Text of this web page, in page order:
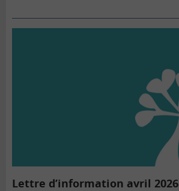
Lettre d’information avril 2026